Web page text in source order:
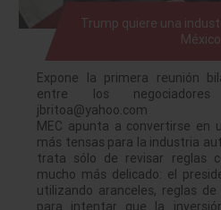
Trump quiere una
México
Expone la primera reunión
entre los
jbritoa@yahoo.com
MEC apunta a convertirse en
más tensas para la industria
trata sólo de revisar reglas
mucho más delicado: el
utilizando aranceles, reglas
para intentar que la